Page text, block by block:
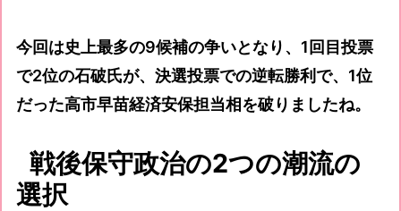
今回は史上最多の9候補の争いとなり、1回目投票
で2位の石破氏が、決選投票での逆転勝利で、1位
だった高市早苗経済安保担当相を破りましたね。
戦後保守政治の2つの潮流の
選択